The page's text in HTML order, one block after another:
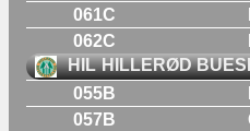
061C
062C
HIL HILLERØD
055B
057B